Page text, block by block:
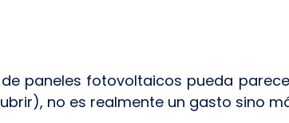
paneles fotovoltaicos pueda
no es realmente un gasto sino